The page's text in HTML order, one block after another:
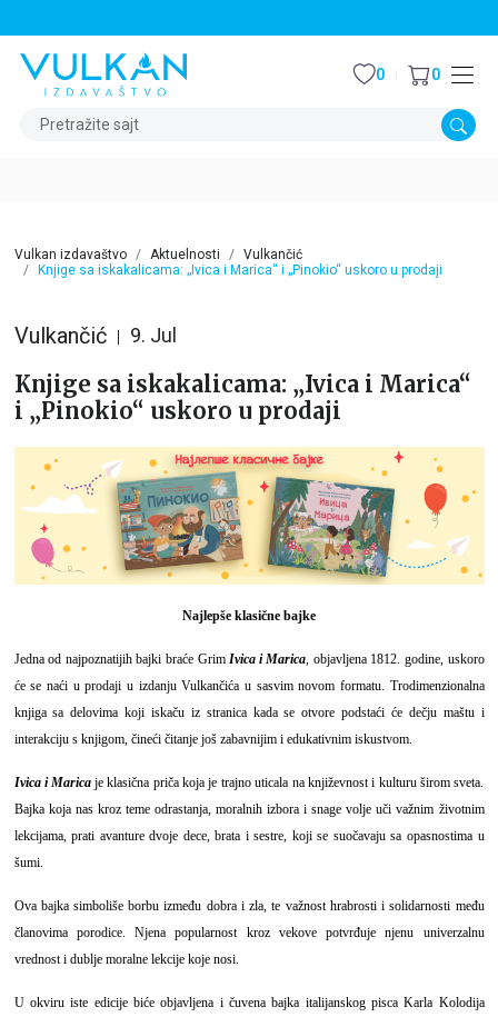
Pretražite sajt
0 0
Vulkan izdavaštvo Aktuelnosti
Vulkančić
Knjige sa iskakalicama: „Ivica i Marica“ i „Pinokio“ uskoro u prodaji
Vulkančić 9. Jul
Knjige sa iskakalicama: „Ivica i Marica“
i „Pinokio“ uskoro u prodaji
Najlepše klasične bajke
Jedna od najpoznatijih bajki braće GrimIvica i Marica, objavljena 1812. godine, uskoro
će se naći u prodaji u izdanju Vulkančića u sasvim novom formatu. Trodimenzionalna
knjiga sa delovima koji iskaču iz stranica kada se otvore podstaći će dečju maštu i
interakciju s knjigom, čineći čitanje još zabavnijim i edukativnim iskustvom.
Ivica i Maricaje klasična priča koja je trajno uticala na književnost i kulturu širom sveta.
Bajka koja nas kroz teme odrastanja, moralnih izbora i snage volje uči važnim životnim
lekcijama, prati avanture dvoje dece, brata i sestre, koji se suočavaju sa opasnostima u
šumi.
Ova bajka simboliše borbu između dobra i zla, te važnost hrabrosti i solidarnosti među
članovima porodice. Njena popularnost kroz vekove potvrđuje njenu univerzalnu
vrednost i dublje moralne lekcije koje nosi.
U okviru iste edicije biće objavljena i čuvena bajka italijanskog pisca Karla Kolodija